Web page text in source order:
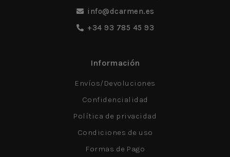
info@dcarmen.es
+34 93 785 45 93
Información
Envíos/Devoluciones
Confidencialidad
Política de privacidad
Condiciones de uso
Formas de Pago